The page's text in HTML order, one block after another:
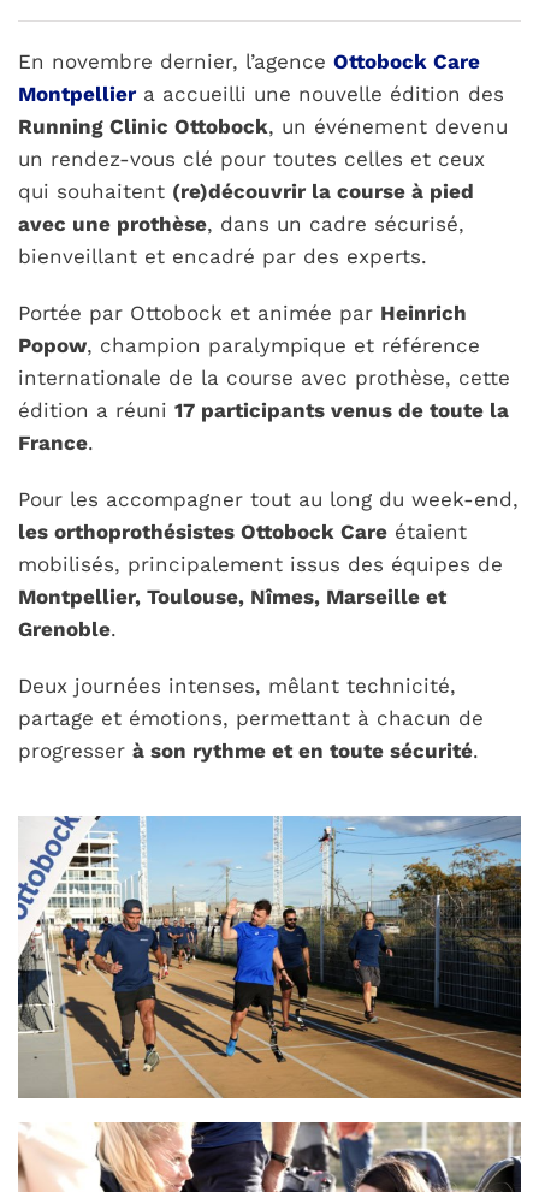
En novembre dernier, l’agenceOttobock Care
Montpellier a accueilli une nouvelle édition des
Running Clinic Ottobock, un événement devenu
un rendez-vous clé pour toutes celles et ceux
qui souhaitent (re)découvrir la course à pied
avec une prothèse, dans un cadre sécurisé,
bienveillant et encadré par des experts.
Portée par Ottobock et animée par Heinrich
Popow, champion paralympique et référence
internationale de la course avec prothèse, cette
édition a réuni17 participants venus de toute la
France.
Pour les accompagner tout au long du week-end,
les orthoprothésistes Ottobock Care étaient
mobilisés, principalement issus des équipes de
Montpellier, Toulouse, Nîmes, Marseille et
Grenoble.
Deux journées intenses, mêlant technicité,
partage et émotions, permettant à chacun de
progresserà son rythme et en toute sécurité.